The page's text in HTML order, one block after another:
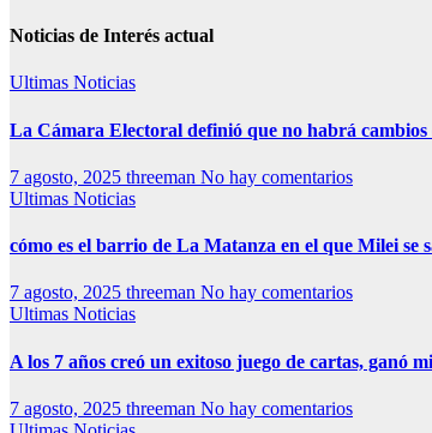
Noticias de Interés actual
Ultimas Noticias
La Cámara Electoral definió que no habrá
7 agosto, 2025 threeman No hay comentarios
Ultimas Noticias
cómo es el barrio de La Matanza en el que Milei se
7 agosto, 2025 threeman No hay comentarios
Ultimas Noticias
A los 7 años creó un exitoso juego de cartas, ganó
7 agosto, 2025 threeman No hay comentarios